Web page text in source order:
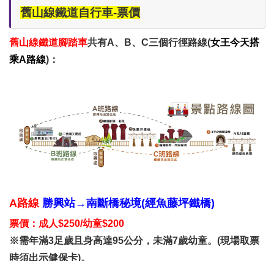
舊山線鐵道自行車-票價
舊山線鐵道腳踏車共有A、B、C三個行徑路線(女王今天搭
乘A路線)：
A路線 勝興站→南斷橋秘境(經魚藤坪鐵橋)
票價：成人$250/幼童$200
※需年滿3足歲且身高達95公分，未滿7歲幼童。(現場取票
時須出示健保卡)。